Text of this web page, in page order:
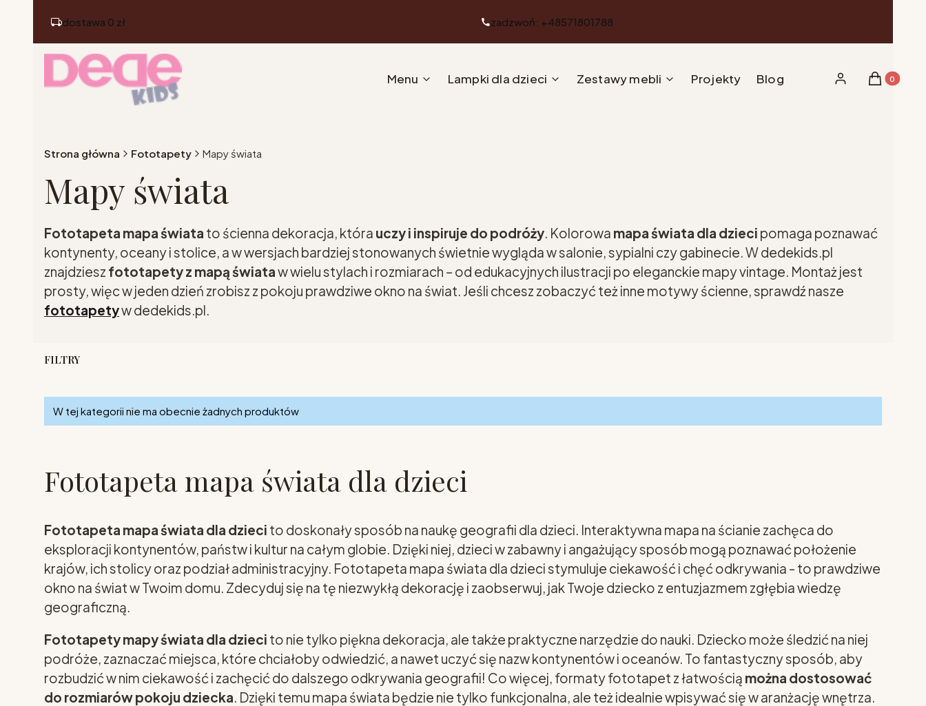
dostawa 0 zł zadzwoń: +48571801788
Menu Lampki dla dzieci Zestawy mebli Projekty Blog Zaloguj sięProdukty
Koszyk
Strona główna Fototapety Mapy świata
Mapy świata
Fototapeta mapa świata to ścienna dekoracja, która uczy i inspiruje do podróży. Kolorowa mapa świata dla dzieci pomaga poznawać
kontynenty, oceany i stolice, a w wersjach bardziej stonowanych świetnie wygląda w salonie, sypialni czy gabinecie. W dedekids.pl
znajdziesz fototapety z mapą świataw wielu stylach i rozmiarach – od edukacyjnych ilustracji po eleganckie mapy vintage. Montaż jest
prosty, więc w jeden dzień zrobisz z pokoju prawdziwe okno na świat. Jeśli chcesz zobaczyć też inne motywy ścienne, sprawdź nasze
fototapetyw dedekids.pl.
FILTRY
Lista produktów
W tej kategorii nie ma obecnie żadnych produktów
Fototapeta mapa świata dla dzieci
Fototapeta mapa świata dla dzieci to doskonały sposób na naukę geografii dla dzieci. Interaktywna mapa na ścianie zachęca do
eksploracji kontynentów, państw i kultur na całym globie. Dzięki niej, dzieci w zabawny i angażujący sposób mogą poznawać położenie
krajów, ich stolicy oraz podział administracyjny. Fototapeta mapa świata dla dzieci stymuluje ciekawość i chęć odkrywania - to prawdziwe
okno na świat w Twoim domu. Zdecyduj się na tę niezwykłą dekorację i zaobserwuj, jak Twoje dziecko z entuzjazmem zgłębia wiedzę
geograficzną.
Fototapety mapy świata dla dzieci to nie tylko piękna dekoracja, ale także praktyczne narzędzie do nauki. Dziecko może śledzić na niej
podróże, zaznaczać miejsca, które chciałoby odwiedzić, a nawet uczyć się nazw kontynentów i oceanów. To fantastyczny sposób, aby
rozbudzić w nim ciekawość i zachęcić do dalszego odkrywania geografii! Co więcej, formaty fototapet z łatwością można dostosować
do rozmiarów pokoju dziecka. Dzięki temu mapa świata będzie nie tylko funkcjonalna, ale też idealnie wpisywać się w aranżację wnętrza.